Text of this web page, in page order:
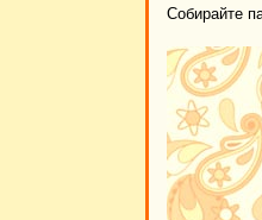
Собирайте